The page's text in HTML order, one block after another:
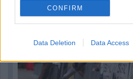
CONFIRM
Data Deletion Data Access